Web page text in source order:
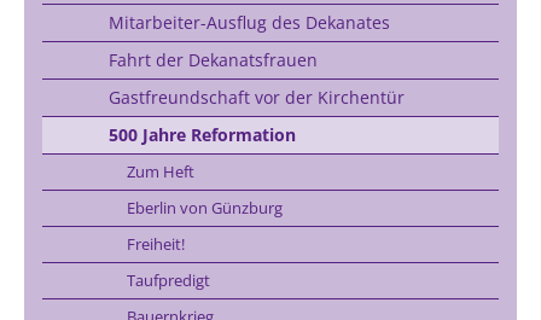
Mitarbeiter-Ausflug des Dekanates
Fahrt der Dekanatsfrauen
Gastfreundschaft vor der Kirchentür
500 Jahre Reformation
Zum Heft
Eberlin von Günzburg
Freiheit!
Taufpredigt